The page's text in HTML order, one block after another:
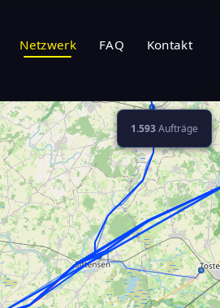
Netzwerk FAQ Kontakt
1.593Aufträge